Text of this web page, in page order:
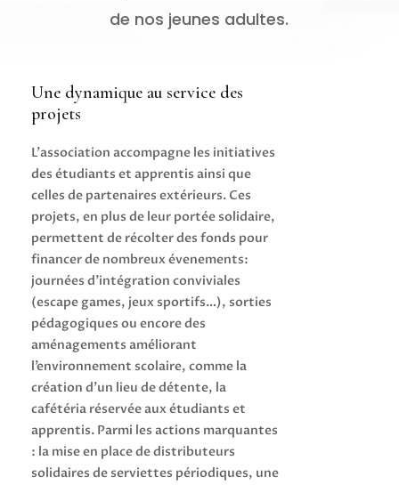
de nos jeunes adultes.
Une dynamique au service des
projets
L’association accompagne les initiatives
des étudiants et apprentis ainsi que
celles de partenaires extérieurs. Ces
projets, en plus de leur portée solidaire,
permettent de récolter des fonds pour
financer de nombreux évenements:
journées d’intégration conviviales
(escape games, jeux sportifs…), sorties
pédagogiques ou encore des
aménagements améliorant
l’environnement scolaire, comme la
création d’un lieu de détente, la
cafétéria réservée aux étudiants et
apprentis. Parmi les actions marquantes
: la mise en place de distributeurs
solidaires de serviettes périodiques, une